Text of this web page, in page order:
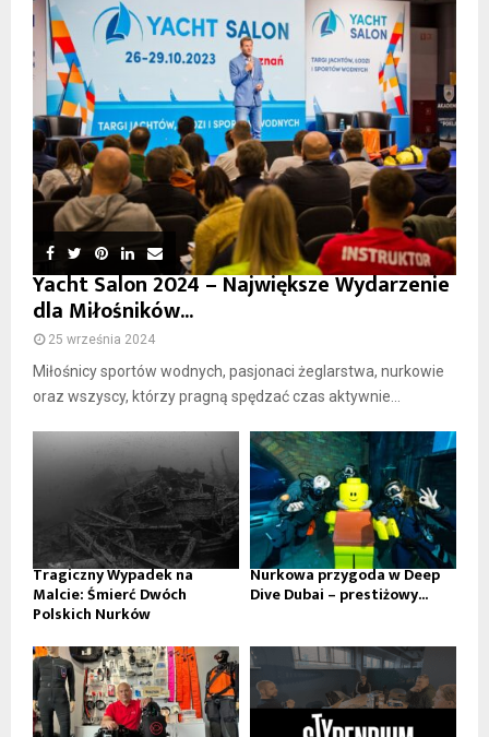
Yacht Salon 2024 – Największe Wydarzenie
dla Miłośników...
25 września 2024
Miłośnicy sportów wodnych, pasjonaci żeglarstwa, nurkowie
oraz wszyscy, którzy pragną spędzać czas aktywnie...
Tragiczny Wypadek na
Malcie: Śmierć Dwóch
Polskich Nurków
Nurkowa przygoda w Deep
Dive Dubai – prestiżowy...